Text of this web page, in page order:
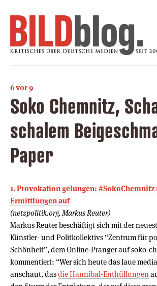
6 vor 9
Soko Chemnitz,
schalem
Paper
1. Provokation gelungen:
Ermittlungen auf
(netzpolitik.org, Markus Reuter)
Markus Reuter beschäftigt sich mit der
Künstler- und Politkollektivs “Zentrum für
Schönheit”, dem Online-Pranger auf soko-
kommentiert: “Wer sich heute das laue
anschaut, dasdie Hannibal-Enthüllungen